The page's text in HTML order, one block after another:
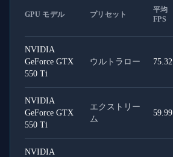
GPU モデル プリセット
平均
FPS
NVIDIA
GeForce GTX
550 Ti
ウルトラロー 75.32
NVIDIA
GeForce GTX
550 Ti
エクストリー
ム
59.99
NVIDIA